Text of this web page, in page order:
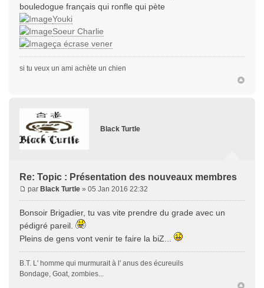
bouledogue français qui ronfle qui pète
Youki
Soeur Charlie
ça écrase vener
si tu veux un ami achète un chien
Black Turtle
Re: Topic : Présentation des nouveaux membres
par Black Turtle » 05 Jan 2016 22:32
Bonsoir Brigadier, tu vas vite prendre du grade avec un
pédigré pareil.
Pleins de gens vont venir te faire la biZ...
B.T. L' homme qui murmurait à l' anus des écureuils
Bondage, Goat, zombies...